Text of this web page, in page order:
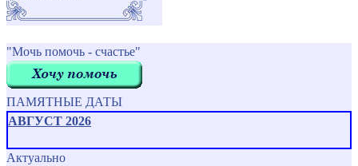
"Мочь помочь - счастье"
ПАМЯТНЫЕ ДАТЫ
АВГУСТ 2026
Актуально